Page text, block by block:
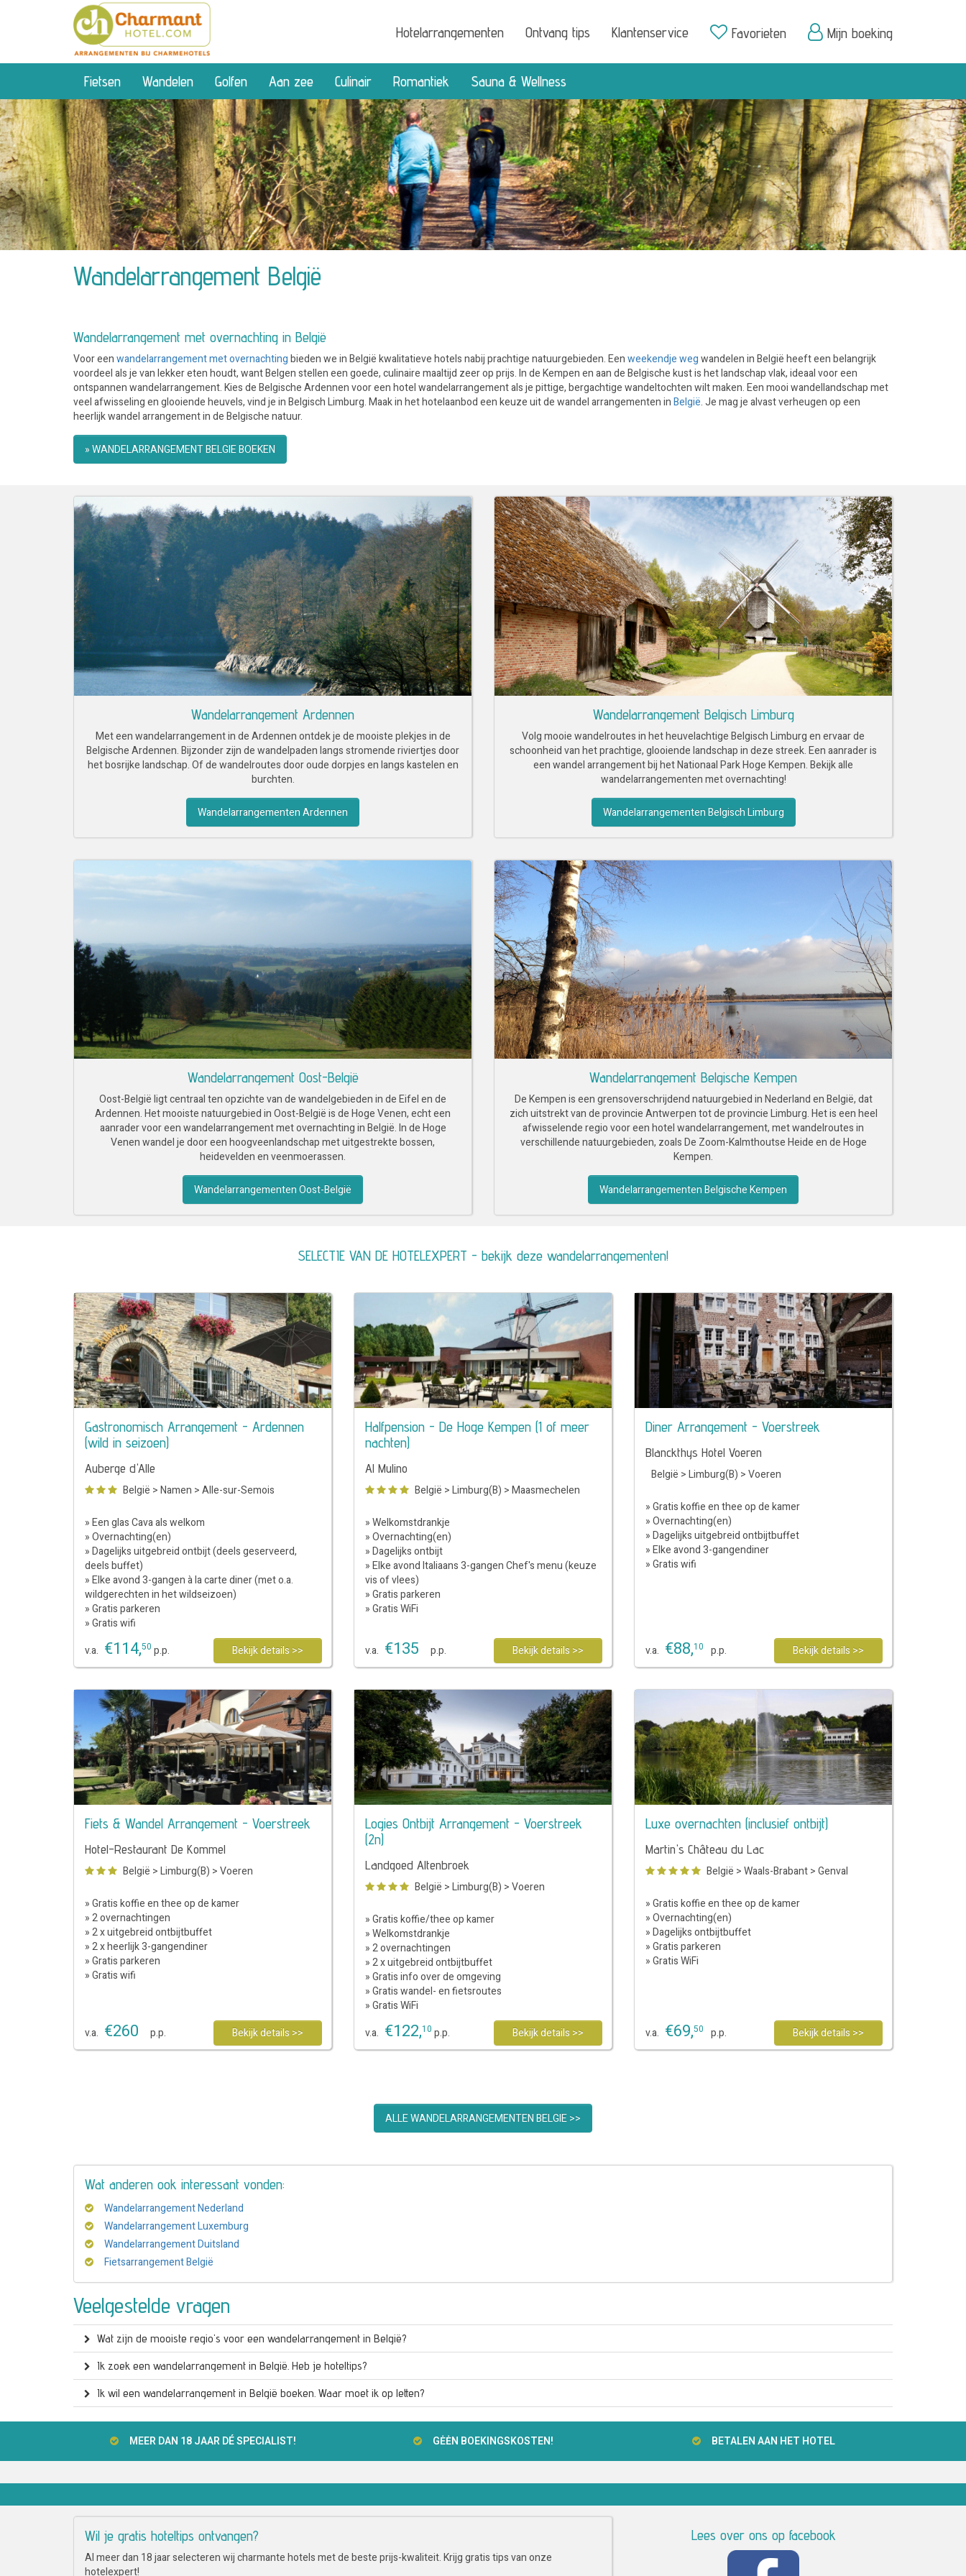
Hotelarrangementen Ontvang tips Klantenservice Favorieten Mijn boeking
Fietsen Wandelen Golfen Aan zee Culinair Romantiek Sauna & Wellness
Wandelarrangement België
Wandelarrangement met overnachting in België
Voor eenwandelarrangement met overnachtingbieden we in België kwalitatieve hotels nabij prachtige natuurgebieden. Eenweekendje wegwandelen in België heeft een belangrijk
voordeel als je van lekker eten houdt, want Belgen stellen een goede, culinaire maaltijd zeer op prijs. In de Kempen en aan de Belgische kust is het landschap vlak, ideaal voor een
ontspannen wandelarrangement. Kies de Belgische Ardennen voor een hotel wandelarrangement als je pittige, bergachtige wandeltochten wilt maken. Een mooi wandellandschap met
veel afwisseling en glooiende heuvels, vind je in Belgisch Limburg. Maak in het hotelaanbod een keuze uit de wandel arrangementen inBelgië. Je mag je alvast verheugen op een
heerlijk wandel arrangement in de Belgische natuur.
» WANDELARRANGEMENT BELGIE BOEKEN
Wandelarrangement Ardennen
Met een wandelarrangement in de Ardennen ontdek je de mooiste plekjes in de
Belgische Ardennen. Bijzonder zijn de wandelpaden langs stromende riviertjes door
het bosrijke landschap. Of de wandelroutes door oude dorpjes en langs kastelen en
burchten.
Wandelarrangementen Ardennen
Wandelarrangement Belgisch Limburg
Volg mooie wandelroutes in het heuvelachtige Belgisch Limburg en ervaar de
schoonheid van het prachtige, glooiende landschap in deze streek. Een aanrader is
een wandel arrangement bij het Nationaal Park Hoge Kempen. Bekijk alle
wandelarrangementen met overnachting!
Wandelarrangementen Belgisch Limburg
Wandelarrangement Oost-België
Oost-België ligt centraal ten opzichte van de wandelgebieden in de Eifel en de
Ardennen. Het mooiste natuurgebied in Oost-België is de Hoge Venen, echt een
aanrader voor een wandelarrangement met overnachting in België. In de Hoge
Venen wandel je door een hoogveenlandschap met uitgestrekte bossen,
heidevelden en veenmoerassen.
Wandelarrangementen Oost-België
Wandelarrangement Belgische Kempen
De Kempen is een grensoverschrijdend natuurgebied in Nederland en België, dat
zich uitstrekt van de provincie Antwerpen tot de provincie Limburg. Het is een heel
afwisselende regio voor een hotel wandelarrangement, met wandelroutes in
verschillende natuurgebieden, zoals De Zoom-Kalmthoutse Heide en de Hoge
Kempen.
Wandelarrangementen Belgische Kempen
SELECTIE VAN DE HOTELEXPERT - bekijk deze wandelarrangementen!
Gastronomisch Arrangement - Ardennen
(wild in seizoen)
Auberge d'Alle
België >Namen >Alle-sur-Semois
» Een glas Cava als welkom
» Overnachting(en)
» Dagelijks uitgebreid ontbijt (deels geserveerd,
deels buffet)
» Elke avond 3-gangen à la carte diner (met o.a.
wildgerechten in het wildseizoen)
» Gratis parkeren
» Gratis wifi
v.a. €114,50 p.p. Bekijk details >>
Halfpension - De Hoge Kempen (1 of meer
nachten)
Al Mulino
België >Limburg(B) >Maasmechelen
» Welkomstdrankje
» Overnachting(en)
» Dagelijks ontbijt
» Elke avond Italiaans 3-gangen Chef's menu (keuze
vis of vlees)
» Gratis parkeren
» Gratis WiFi
v.a. €135 p.p. Bekijk details >>
Diner Arrangement - Voerstreek
Blanckthys Hotel Voeren
België >Limburg(B) >Voeren
» Gratis koffie en thee op de kamer
» Overnachting(en)
» Dagelijks uitgebreid ontbijtbuffet
» Elke avond 3-gangendiner
» Gratis wifi
v.a. €88,10 p.p. Bekijk details >>
Fiets & Wandel Arrangement - Voerstreek
Hotel-Restaurant De Kommel
België >Limburg(B) >Voeren
» Gratis koffie en thee op de kamer
» 2 overnachtingen
» 2 x uitgebreid ontbijtbuffet
» 2 x heerlijk 3-gangendiner
» Gratis parkeren
» Gratis wifi
v.a. €260 p.p. Bekijk details >>
Logies Ontbijt Arrangement - Voerstreek
(2n)
Landgoed Altenbroek
België >Limburg(B) >Voeren
» Gratis koffie/thee op kamer
» Welkomstdrankje
» 2 overnachtingen
» 2 x uitgebreid ontbijtbuffet
» Gratis info over de omgeving
» Gratis wandel- en fietsroutes
» Gratis WiFi
v.a. €122,10 p.p. Bekijk details >>
Luxe overnachten (inclusief ontbijt)
Martin's Château du Lac
België >Waals-Brabant>Genval
» Gratis koffie en thee op de kamer
» Overnachting(en)
» Dagelijks ontbijtbuffet
» Gratis parkeren
» Gratis WiFi
v.a. €69,50 p.p. Bekijk details >>
ALLE WANDELARRANGEMENTEN BELGIE >>
Wat anderen ook interessant vonden:
Wandelarrangement Nederland
Wandelarrangement Luxemburg
Wandelarrangement Duitsland
Fietsarrangement België
Veelgestelde vragen
Wat zijn de mooiste regio's voor een wandelarrangement in België?
Ik zoek een wandelarrangement in België. Heb je hoteltips?
Ik wil een wandelarrangement in België boeken. Waar moet ik op letten?
MEER DAN 18 JAAR DÉ SPECIALIST! GĖĖN BOEKINGSKOSTEN! BETALEN AAN HET HOTEL
Wil je gratis hoteltips ontvangen?
Al meer dan 18 jaar selecteren wij charmante hotels met de beste prijs-kwaliteit. Krijg gratis tips van onze
hotelexpert!
Lees over ons op facebook